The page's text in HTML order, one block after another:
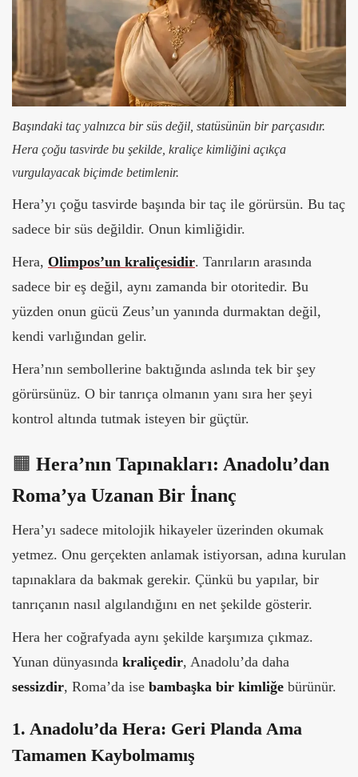
Başındaki taç yalnızca bir süs değil, statüsünün bir parçasıdır.
Hera çoğu tasvirde bu şekilde, kraliçe kimliğini açıkça
vurgulayacak biçimde betimlenir.​​​​​​​
Hera’yı çoğu tasvirde başında bir taç ile görürsün. Bu taç
sadece bir süs değildir. Onun kimliğidir.
Hera, Olimpos’un kraliçesidir. Tanrıların arasında
sadece bir eş değil, aynı zamanda bir otoritedir. Bu
yüzden onun gücü Zeus’un yanında durmaktan değil,
kendi varlığından gelir.
Hera’nın sembollerine baktığında aslında tek bir şey
görürsünüz. O bir tanrıça olmanın yanı sıra her şeyi
kontrol altında tutmak isteyen bir güçtür.
🟧 Hera’nın Tapınakları: Anadolu’dan
Roma’ya Uzanan Bir İnanç
Hera’yı sadece mitolojik hikayeler üzerinden okumak
yetmez. Onu gerçekten anlamak istiyorsan, adına kurulan
tapınaklara da bakmak gerekir. Çünkü bu yapılar, bir
tanrıçanın nasıl algılandığını en net şekilde gösterir.
Hera her coğrafyada aynı şekilde karşımıza çıkmaz.
Yunan dünyasında kraliçedir, Anadolu’da daha
sessizdir, Roma’da ise bambaşka bir kimliğe bürünür.
1. Anadolu’da Hera: Geri Planda Ama
Tamamen Kaybolmamış